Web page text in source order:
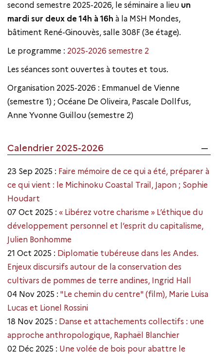
second semestre 2025-2026, le séminaire a lieu un
mardi sur deux de 14h à 16h à la MSH Mondes,
bâtiment René-Ginouvès, salle 308F (3e étage).
Le programme : 2025-2026 semestre 2
Les séances sont ouvertes à toutes et tous.
Organisation 2025-2026 : Emmanuel de Vienne
(semestre 1) ; Océane De Oliveira, Pascale Dollfus,
Anne Yvonne Guillou (semestre 2)
Calendrier 2025-2026
23 Sep 2025 : Faire mémoire de ce qui a été, préparer à
ce qui vient : le Michinoku Coastal Trail, Japon ; Sophie
Houdart
07 Oct 2025 : « Libérez votre charisme » L’éthique du
développement personnel et l’esprit du capitalisme,
Julien Bonhomme
21 Oct 2025 : Diplomatie tubéreuse dans les Andes.
Enjeux discursifs autour de la conservation des
cultivars de pommes de terre andines, Ingrid Hall
04 Nov 2025 : "Le chemin du centre" (film), Marie Luisa
Lucas et Lionel Rossini
18 Nov 2025 : Danse et attachements collectifs : une
approche anthropologique, Raphaël Blanchier
02 Déc 2025 : Une volée de bois pour abattre le